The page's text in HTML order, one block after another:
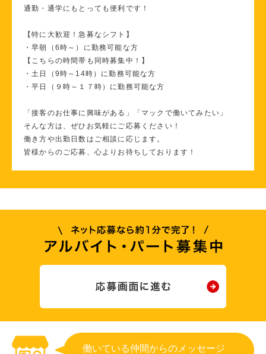
通勤・通学にもとっても便利です！
【特に大歓迎！急募なシフト】
・早朝（6時～）に勤務可能な方
【こちらの時間帯も同時募集中！】
・土日（9時～14時）に勤務可能な方
・平日（９時～１７時）に勤務可能な方
「接客のお仕事に興味がある」「マックで働いてみたい」
そんな方は、ぜひお気軽にご応募ください！
働き方や出勤日数はご相談に応じます。
皆様からのご応募、心よりお待ちしております！
働いている仲間からのメッセージ